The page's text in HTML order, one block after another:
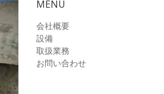
MENU
会社概要
設備
取扱業務
お問い合わせ